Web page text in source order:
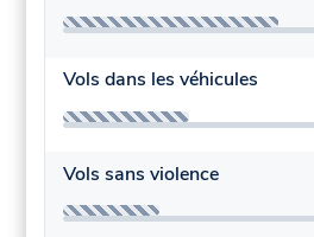
Vols dans les véhicules
Vols sans violence